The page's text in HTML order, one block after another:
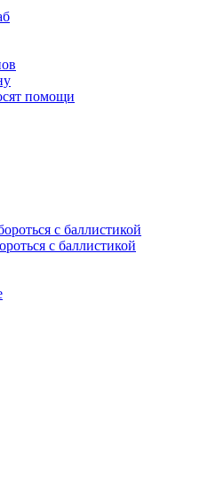
помощи
с баллистикой